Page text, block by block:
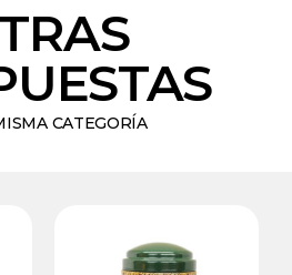
CATEGORÍA